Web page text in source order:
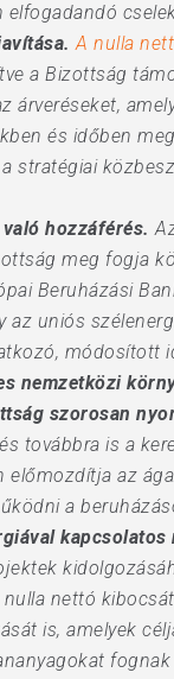
elfogadandó
A nulla
a Bizottság
árveréseket,
és időben
stratégiai
hozzáférés.
meg fogja
Beruházási
uniós
módosított
nemzetközi
szorosan
továbbra is a
előmozdítja az
a
nettó
is, amelyek